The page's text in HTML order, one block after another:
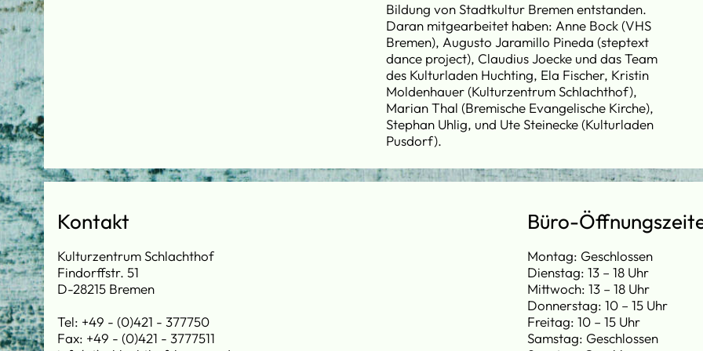
Bildung von Stadtkultur Bremen entstanden.
Daran mitgearbeitet haben: Anne Bock (VHS
Bremen), Augusto Jaramillo Pineda (steptext
dance project), Claudius Joecke und das Team
des Kulturladen Huchting, Ela Fischer, Kristin
Moldenhauer (Kulturzentrum Schlachthof),
Marian Thal (Bremische Evangelische Kirche),
Stephan Uhlig, und Ute Steinecke (Kulturladen
Pusdorf).
Kontakt
Kulturzentrum Schlachthof
Findorffstr. 51
D-28215 Bremen
Tel: +49 - (0)421 - 377750
Fax: +49 - (0)421 - 3777511
Büro-
Montag: Geschlossen
Dienstag: 13 – 18 Uhr
Mittwoch: 13 – 18 Uhr
Donnerstag: 10 – 15 Uhr
Freitag: 10 – 15 Uhr
Samstag: Geschlossen